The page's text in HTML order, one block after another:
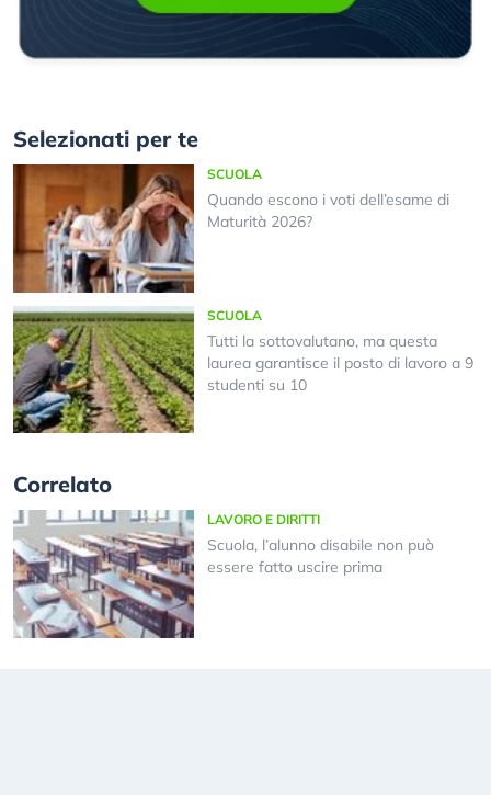
Selezionati per te
SCUOLA
Quando escono i voti dell’esame di
Maturità 2026?
SCUOLA
Tutti la sottovalutano, ma questa
laurea garantisce il posto di lavoro a 9
studenti su 10
Correlato
LAVORO E DIRITTI
Scuola, l’alunno disabile non può
essere fatto uscire prima